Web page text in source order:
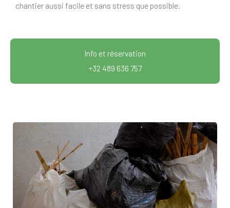
chantier aussi facile et sans stress que possible.
Info et réservation
+32 489 636 757